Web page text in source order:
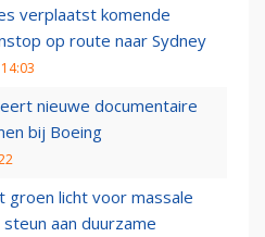
verplaatst komende
op route naar Sydney
nieuwe documentaire
bij Boeing
groen licht voor massale
aan duurzame